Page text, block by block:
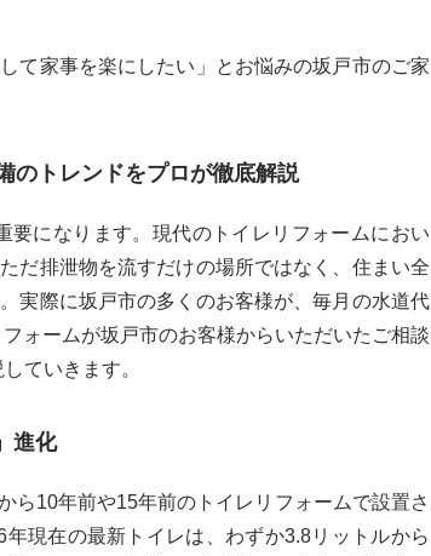
て家事を楽にしたい」とお悩みの坂戸市のご家
のトレンドをプロが徹底解説
になります。現代のトイレリフォームにおい
だ排泄物を流すだけの場所ではなく、住まい全
実際に坂戸市の多くのお客様が、毎月の水道代
ォームが坂戸市のお客様からいただいたご相談
ていきます。
進化
ら10年前や15年前のトイレリフォームで設置さ
現在の最新トイレは、わずか3.8リットルから